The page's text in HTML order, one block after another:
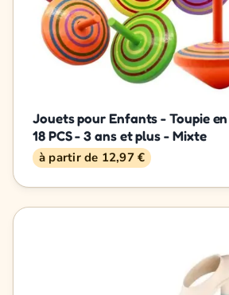
Jouets pour Enfants - Toupie
18 PCS - 3 ans et plus - Mixte
à partir de 12,97 €